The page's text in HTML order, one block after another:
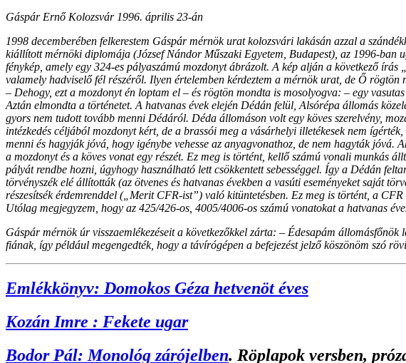
Gáspár Ernő Kolozsvár 1996. április 23-án
1998 decemberében felkerestem Gáspár mérnök urat kolozsvári lakásán azzal a
kiállított mérnöki diplomája (József Nándor Műszaki Egyetem, Budapest), az 1996-ban
fénykép, amely egy 324-es pályaszámú mozdonyt ábrázolt. A kép alján a következő
valamely hadviselő fél részéről. Ilyen értelemben kérdeztem a mérnök urat, de Ő rögtön
– Dehogy, ezt a mozdonyt én loptam el – és rögtön mondta is mosolyogva: – egy
Aztán elmondta a történetet. A hatvanas évek elején Dédán felül, Alsórépa állomás
gyors nem tudott tovább menni Dédáról. Déda állomáson volt egy köves szerelvény,
intézkedés céljából mozdonyt kért, de a brassói meg a vásárhelyi illetékesek nem
menni és hagyják jóvá, hogy igénybe vehesse az anyagvonathoz, de nem hagyták jóvá.
a mozdonyt és a köves vonat egy részét. Ez meg is történt, kellő számú vonali munkás
pályát rendbe hozni, úgyhogy használható lett csökkentett sebességgel. Így a Dédán
törvényszék elé állították (az ötvenes és hatvanas években a vasúti eseményeket saját
részesítsék érdemrenddel („Merit CFR-ist”) való kitüntetésben. Ez meg is történt, a
Utólag megjegyzem, hogy az 425/426-os, 4005/4006-os számú vonatokat a hatvanas
Gáspár mérnök úr visszaemlékezéseit a következőkkel zárta: – Édesapám
fiának, így például megengedték, hogy a távírógépen a befejezést jelző köszönöm szó
Emlékkönyv: Domokos Géza hetvenöt éves
Kozán Imre : Fekete ugar
Bodor Pál: Monológ zárójelben. Röplapok versben,